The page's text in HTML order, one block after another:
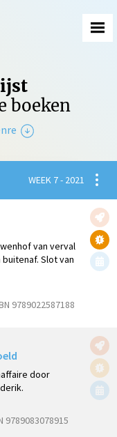
boeken
WEEK 7 - 2021
van verval
Slot van
9789022587188
door
9789083078915